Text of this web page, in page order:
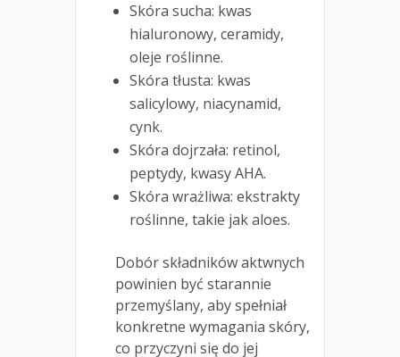
Skóra sucha: kwas
hialuronowy, ceramidy,
oleje roślinne.
Skóra tłusta: kwas
salicylowy, niacynamid,
cynk.
Skóra dojrzała: retinol,
peptydy, kwasy AHA.
Skóra wrażliwa: ekstrakty
roślinne, takie jak aloes.
Dobór składników aktwnych
powinien być starannie
przemyślany, aby spełniał
konkretne wymagania skóry,
co przyczyni się do jej